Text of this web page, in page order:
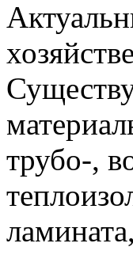
трубо-,